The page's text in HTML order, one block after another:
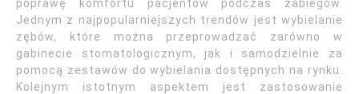
poprawę komfortu pacjentów podczas zabiegów.
Jednym z najpopularniejszych trendów jest wybielanie
zębów, które można przeprowadzać zarówno w
gabinecie stomatologicznym, jak i samodzielnie za
pomocą zestawów do wybielania dostępnych na rynku.
Kolejnym istotnym aspektem jest zastosowanie